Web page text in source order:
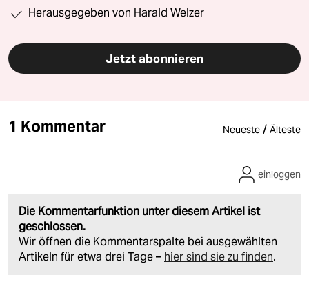
Herausgegeben von Harald Welzer
Jetzt abonnieren
1 Kommentar Neueste / Älteste
Die Kommentarfunktion unter diesem Artikel ist
geschlossen.
Wir öffnen die Kommentarspalte bei ausgewählten
Artikeln für etwa drei Tage – hier sind sie zu finden.
einloggen